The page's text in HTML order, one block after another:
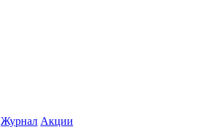
Журнал Акции